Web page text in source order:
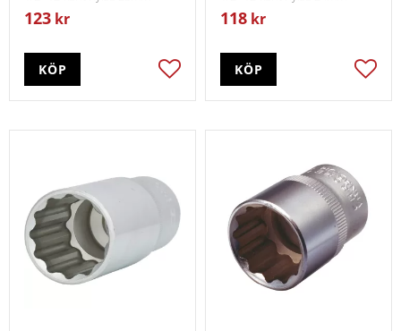
123 kr
Lägg till i favoriter
KÖP
118 kr
KÖP